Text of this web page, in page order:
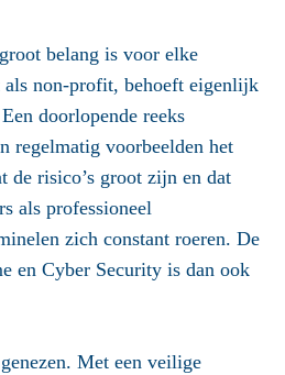
belang is voor elke
non-profit, behoeft eigenlijk
doorlopende reeks
regelmatig voorbeelden het
de risico’s groot zijn en dat
als professioneel
zich constant roeren. De
en Cyber Security is dan ook
Met een veilige